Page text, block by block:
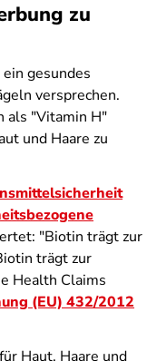
zu
gesundes
versprechen.
als "Vitamin H"
und Haare zu
"Biotin trägt zur
trägt zur
Health Claims
(EU) 432/2012
Haut, Haare und